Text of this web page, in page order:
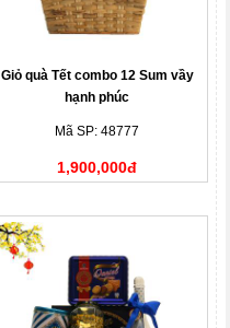
Giỏ quà Tết combo 12 Sum vầy
hạnh phúc
Mã SP: 48777
1,900,000đ